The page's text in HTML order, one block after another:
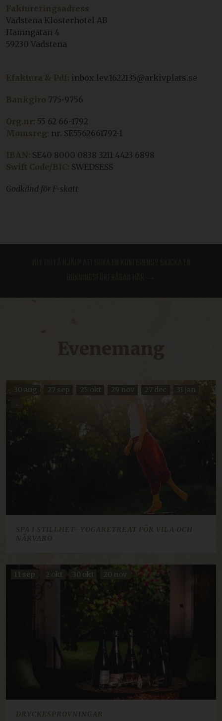
Faktureringsadress
Vadstena Klosterhotel AB
Hamngatan 4
59230 Vadstena
Efaktura & Pdf: inbox.lev.1622135@arkivplats.se
Bankgiro 775-9756
Org.nr: 55 62 66-1792
Momsreg: nr. SE5562661792-1
IBAN: SE40 8000 0838 3211 4423 6898
Swift Code/BIC: SWEDSESS
Godkänd för F-skatt
30 aug 27 sep 25 okt 29 nov 27 dec
31 jan
...
SPA I STILLHET- YOGARETREAT FÖR VILA OCH
NÄRVARO
11 sep 2 okt 30 okt 20 nov
DRYCKESPROVNINGAR